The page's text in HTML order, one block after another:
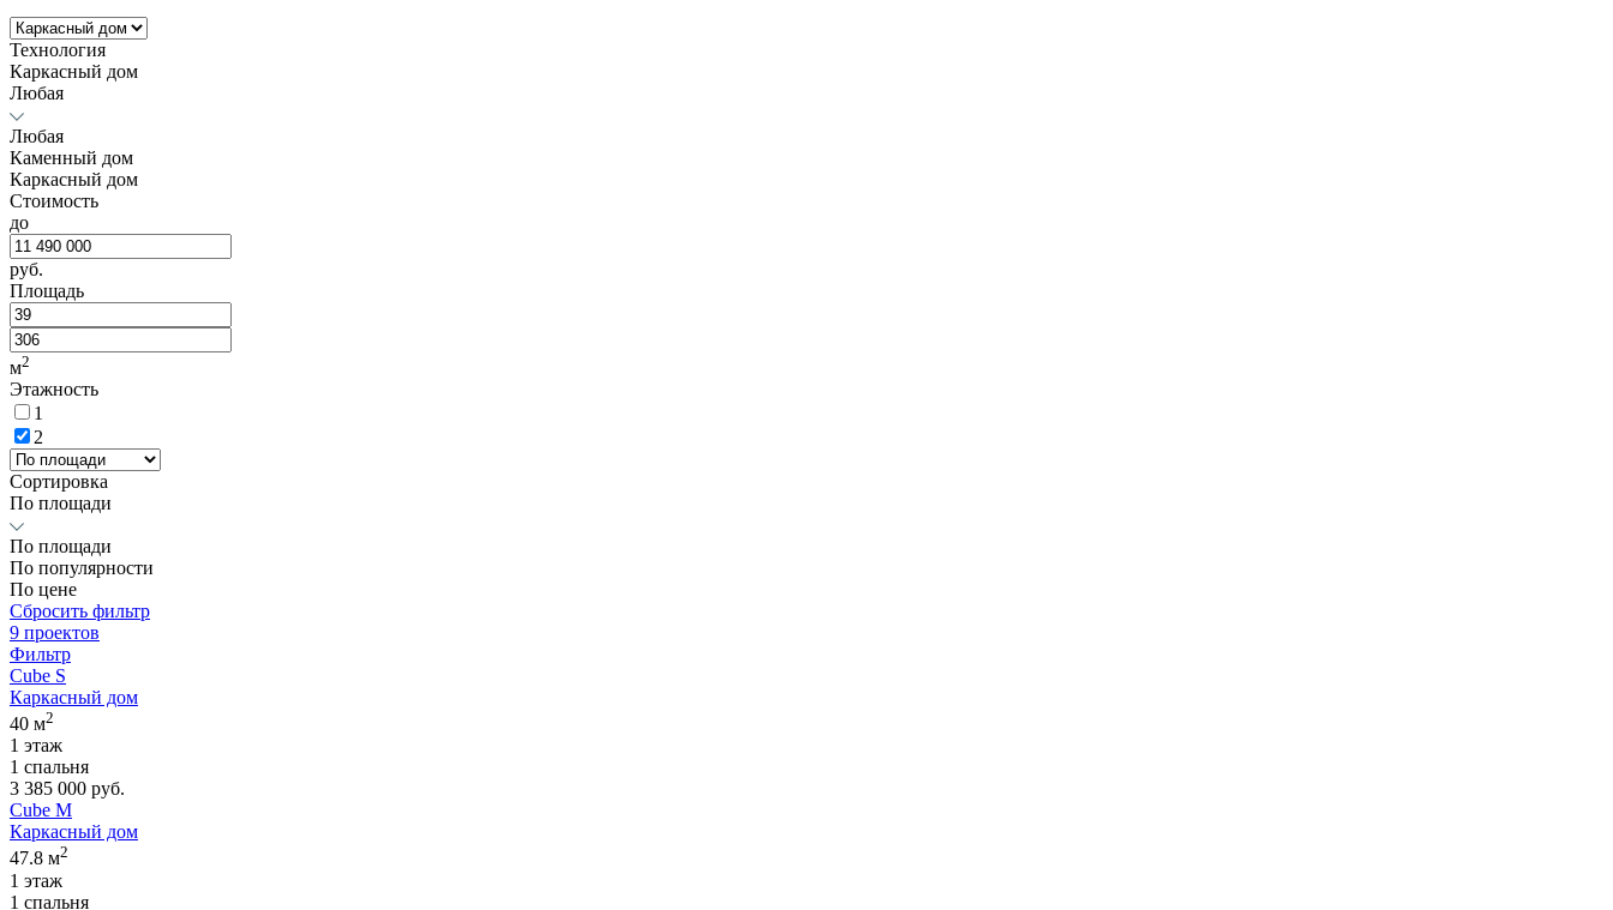
Технология
Каркасный дом
Любая
Любая
Каменный дом
Каркасный дом
Стоимость
до
руб.
Площадь
м2
Этажность
1
2
Сортировка
По площади
По площади
По популярности
По цене
Сбросить фильтр
9 проектов
Фильтр
Cube S
Каркасный дом
40 м2
1 этаж
1 спальня
3 385 000 руб.
Cube M
Каркасный дом
47.8 м2
1 этаж
1 спальня